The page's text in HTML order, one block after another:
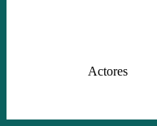
Actores